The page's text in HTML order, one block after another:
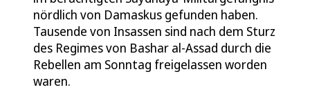
nördlich von Damaskus gefunden haben.
Tausende von Insassen sind nach dem Sturz
des Regimes von Bashar al-Assad durch die
Rebellen am Sonntag freigelassen worden
waren.